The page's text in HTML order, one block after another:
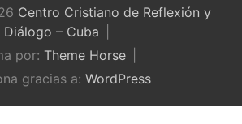
Centro Cristiano de Reflexión y
Diálogo – Cuba
por: Theme Horse
gracias a: WordPress